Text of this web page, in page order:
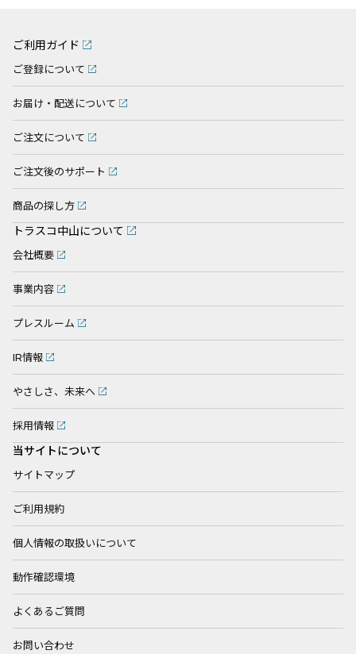
ご利用ガイド
ご登録について
お届け・配送について
ご注文について
ご注文後のサポート
商品の探し方
トラスコ中山について
会社概要
事業内容
プレスルーム
IR情報
やさしさ、未来へ
採用情報
当サイトについて
サイトマップ
ご利用規約
個人情報の取扱いについて
動作確認環境
よくあるご質問
お問い合わせ